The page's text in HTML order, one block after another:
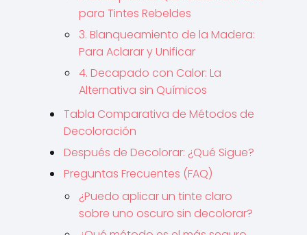
para Tintes Rebeldes
3. Blanqueamiento de la Madera:
Para Aclarar y Unificar
4. Decapado con Calor: La
Alternativa sin Químicos
Tabla Comparativa de Métodos de
Decoloración
Después de Decolorar: ¿Qué Sigue?
Preguntas Frecuentes (FAQ)
¿Puedo aplicar un tinte claro
sobre uno oscuro sin decolorar?